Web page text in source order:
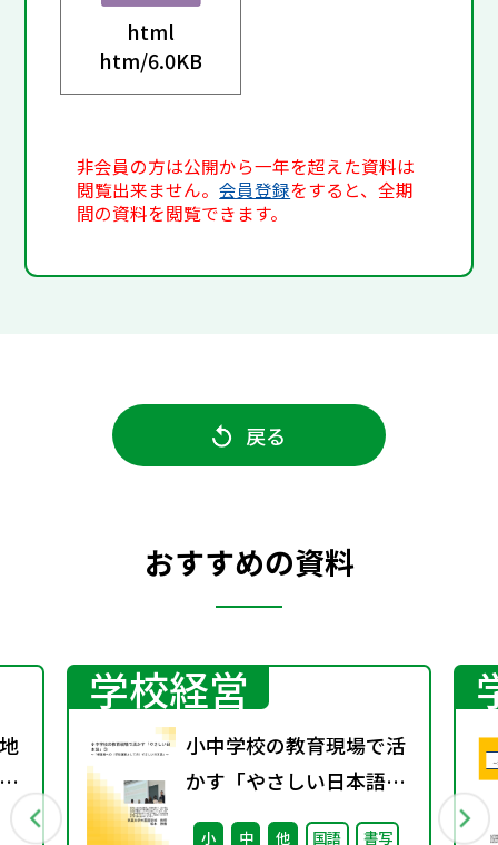
html
htm/6.0KB
非会員の方は公開から一年を超えた資料は
閲覧出来ません。会員登録をすると、全期
間の資料を閲覧できます。
戻る
おすすめの資料
学校経営
小中学校の教育現場で活
かす「やさしい日本語」
③ ～「保護者への（学校
小 中 他 国語
書写